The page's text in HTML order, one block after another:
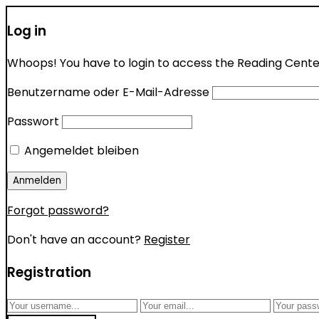
Log in
Whoops! You have to login to access the Reading
Benutzername oder E-Mail-Adresse
Passwort
Angemeldet bleiben
Forgot password?
Don't have an account? Register
Registration